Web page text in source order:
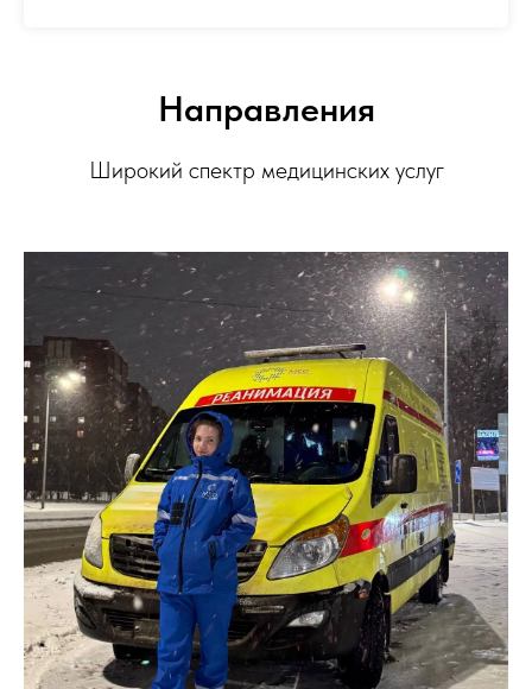
Направления
Широкий спектр медицинских услуг